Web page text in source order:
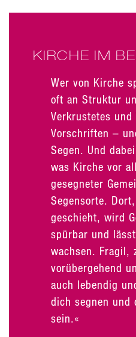
KIRCHE IM
Wer von Kirche
oft an Struktur
Verkrustetes und
Vorschriften –
Segen. Und
was Kirche vor
gesegneter
Segensorte.
geschieht, wird
spürbar und
wachsen. Fragil,
vorübergehend
auch lebendig
dich segnen und
sein.«